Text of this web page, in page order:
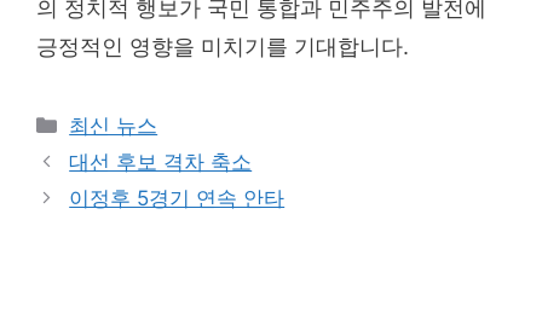
의 정치적 행보가 국민 통합과 민주주의 발전에
긍정적인 영향을 미치기를 기대합니다.
Categories
최신 뉴스
대선 후보 격차 축소
이정후 5경기 연속 안타